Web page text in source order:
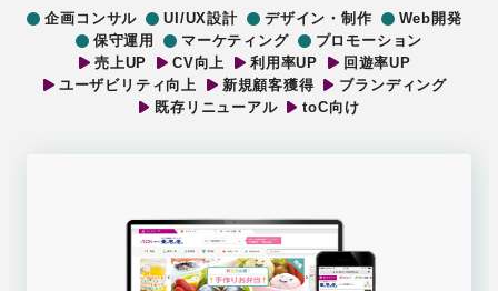
企画コンサル UI/UX設計 デザイン・制作
Web開発
保守運用
マーケティング
プロモーション
売上UP
CV向上 利用率UP
回遊率UP
ユーザビリティ向上
新規顧客獲得
ブランディング
既存リニューアル
toC向け